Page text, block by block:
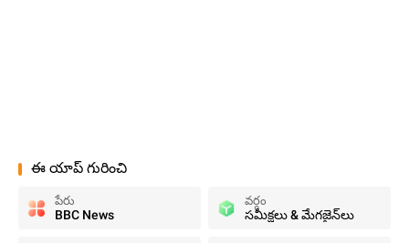
ఈ యాప్ గురించి
పేరు
BBC News
వర్గం
సమీక్షలు & మేగజైన్‌లు